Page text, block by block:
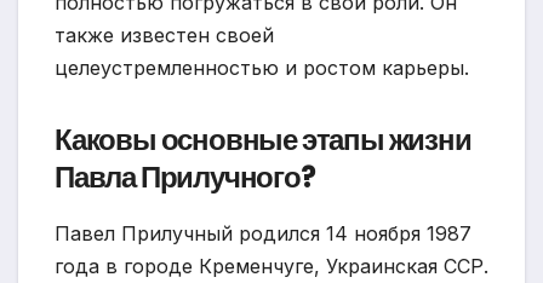
также известен своей
целеустремленностью и ростом карьеры.
Каковы основные этапы жизни
Павла Прилучного?
Павел Прилучный родился 14 ноября 1987
года в городе Кременчуге, Украинская ССР.